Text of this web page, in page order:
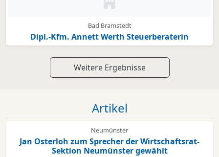
Kein Bild oder Logo hinterlegt
Bad Bramstedt
Dipl.-Kfm. Annett Werth Steuerberaterin
Weitere Ergebnisse
Artikel
Neumünster
Jan Osterloh zum Sprecher der Wirtschaftsrat-
Sektion Neumünster gewählt